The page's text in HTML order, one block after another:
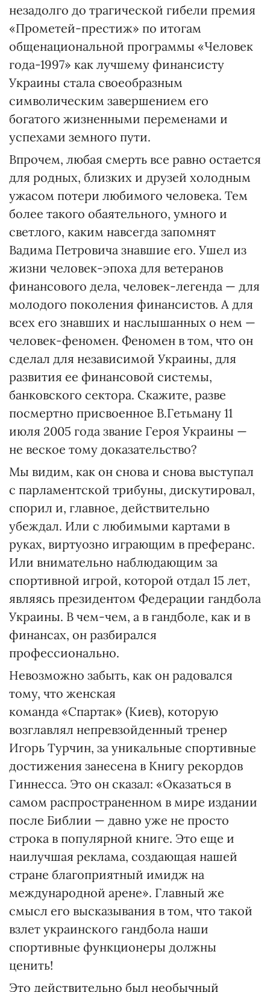
незадолго до трагической гибели премия
«Прометей-престиж» по итогам
общенациональной программы «Человек
года-1997» как лучшему финансисту
Украины стала своеобразным
символическим завершением его
богатого жизненными переменами и
успехами земного пути.
Впрочем, любая смерть все равно остается
для родных, близких и друзей холодным
ужасом потери любимого человека. Тем
более такого обаятельного, умного и
светлого, каким навсегда запомнят
Вадима Петровича знавшие его. Ушел из
жизни человек-эпоха для ветеранов
финансового дела, человек-легенда — для
молодого поколения финансистов. А для
всех его знавших и наслышанных о нем —
человек-феномен. Феномен в том, что он
сделал для независимой Украины, для
развития ее финансовой системы,
банковского сектора. Скажите, разве
посмертно присвоенное В.Гетьману 11
июля 2005 года звание Героя Украины —
не веское тому доказательство?
Мы видим, как он снова и снова выступал
с парламентской трибуны, дискутировал,
спорил и, главное, действительно
убеждал. Или с любимыми картами в
руках, виртуозно играющим в преферанс.
Или внимательно наблюдающим за
спортивной игрой, которой отдал 15 лет,
являясь президентом Федерации гандбола
Украины. В чем-чем, а в гандболе, как и в
финансах, он разбирался
профессионально.
Невозможно забыть, как он радовался
тому, что женская
команда «Спартак» (Киев), которую
возглавлял непревзойденный тренер
Игорь Турчин, за уникальные спортивные
достижения занесена в Книгу рекордов
Гиннесса. Это он сказал: «Оказаться в
самом распространенном в мире издании
после Библии — давно уже не просто
строка в популярной книге. Это еще и
наилучшая реклама, создающая нашей
стране благоприятный имидж на
международной арене». Главный же
смысл его высказывания в том, что такой
взлет украинского гандбола наши
спортивные функционеры должны
ценить!
Это действительно был необычный